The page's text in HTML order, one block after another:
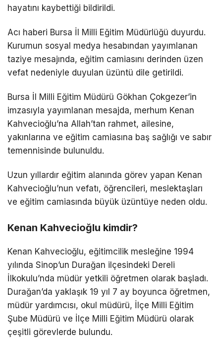
hayatını kaybettiği bildirildi.
Acı haberi Bursa İl Milli Eğitim Müdürlüğü duyurdu.
Kurumun sosyal medya hesabından yayımlanan
taziye mesajında, eğitim camiasını derinden üzen
vefat nedeniyle duyulan üzüntü dile getirildi.
Bursa İl Milli Eğitim Müdürü Gökhan Çokgezer’in
imzasıyla yayımlanan mesajda, merhum Kenan
Kahvecioğlu’na Allah’tan rahmet, ailesine,
yakınlarına ve eğitim camiasına baş sağlığı ve sabır
temennisinde bulunuldu.
Uzun yıllardır eğitim alanında görev yapan Kenan
Kahvecioğlu’nun vefatı, öğrencileri, meslektaşları
ve eğitim camiasında büyük üzüntüye neden oldu.
Kenan Kahvecioğlu kimdir?
Kenan Kahvecioğlu, eğitimcilik mesleğine 1994
yılında Sinop’un Durağan ilçesindeki Dereli
İlkokulu’nda müdür yetkili öğretmen olarak başladı.
Durağan’da yaklaşık 19 yıl 7 ay boyunca öğretmen,
müdür yardımcısı, okul müdürü, İlçe Milli Eğitim
Şube Müdürü ve İlçe Milli Eğitim Müdürü olarak
çeşitli görevlerde bulundu.